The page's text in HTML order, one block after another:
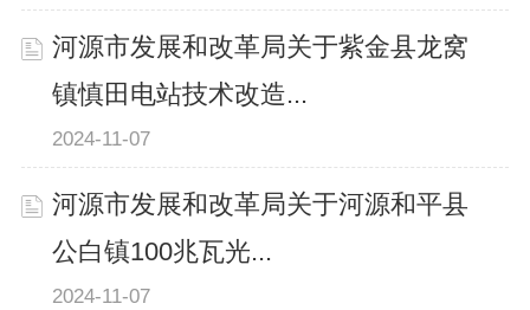
河源市发展和改革局关于紫金县龙窝
镇慎田电站技术改造...
2024-11-07
河源市发展和改革局关于河源和平县
公白镇100兆瓦光...
2024-11-07